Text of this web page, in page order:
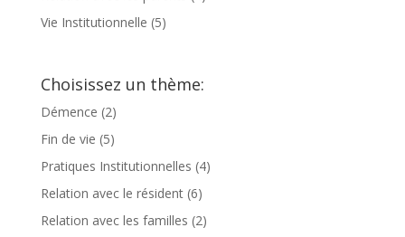
Vie Institutionnelle (5)
Choisissez un thème:
Démence (2)
Fin de vie (5)
Pratiques Institutionnelles (4)
Relation avec le résident(6)
Relation avec les familles (2)